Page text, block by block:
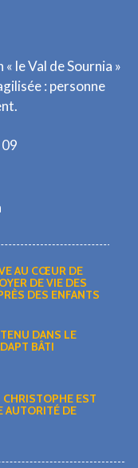
le Val de Sournia »
: personne
AU CŒUR DE
DE VIE DES
DES ENFANTS
DANS LE
BÂTI
EST
AUTORITÉ DE